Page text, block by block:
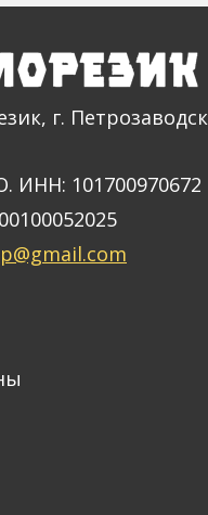
г. Петрозаводск
101700970672